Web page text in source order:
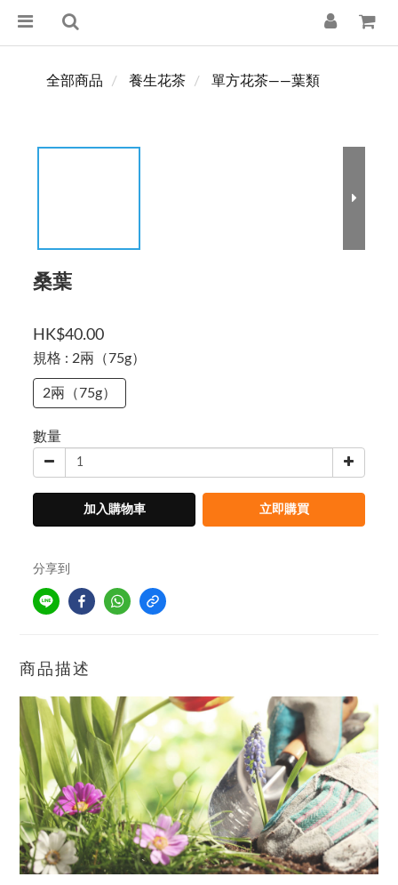
全部商品 養生花茶 單方花茶——葉類
桑葉
HK$40.00
規格 : 2兩（75g）
2兩（75g）
數量
加入購物車 立即購買
分享到
商品描述